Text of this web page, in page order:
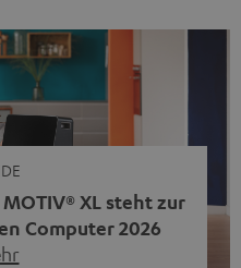
XL steht zur
Computer 2026